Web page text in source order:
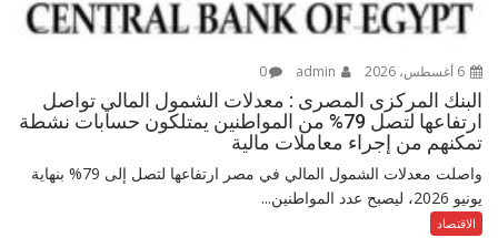
6 أغسطس، 2026 0
البنك المركزى المصرى : معدلات الشمول المالي تواصل
ارتفاعها لتصل 79% من المواطنين يمتلكون حسابات نشطة
تمكنهم من إجراء معاملات مالية
واصلت معدلات الشمول المالي في مصر ارتفاعها لتصل إلى 79% بنهاية
يونيو 2026، ليصبح عدد المواطنين...
الاقتصاد